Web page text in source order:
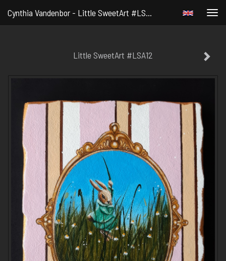
Cynthia Vandenbor - Little SweetArt #LSA12
Little SweetArt #LSA12